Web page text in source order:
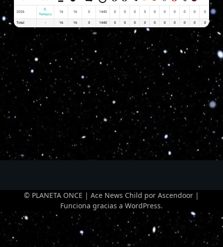
2026
D.
Temuco
16 16 0 1440 0 0 0 3 0 0 0 0 0 0 0.00
Total - 16 16 0 1440 0 0 0 3 0 0 0 0 0 0
© PLANETA ONCE | Ace News Child por Ascendoor |
Funciona gracias a WordPress.